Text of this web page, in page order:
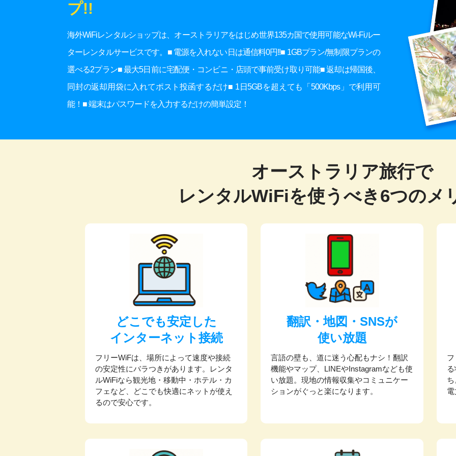
プ!!
海外WiFiレンタルショップは、オーストラリアをはじめ世界135カ国で使用可能なWi-Fiルー
ターレンタルサービスです。■ 電源を入れない日は通信料0円!!■ 1GBプラン/無制限プランの
選べる2プラン■ 最大5日前に宅配便・コンビニ・店頭で事前受け取り可能■ 返却は帰国後、
同封の返却用袋に入れてポスト投函するだけ■ 1日5GBを超えても「500Kbps」で利用可
能！■ 端末はパスワードを入力するだけの簡単設定！
オーストラリア旅行で
レンタルWiFiを使うべき 6つのメ
どこでも安定した
インターネット接続
フリーWiFは、場所によって速度や接続
の安定性にバラつきがあります。レンタ
ルWiFiなら観光地・移動中・ホテル・カ
フェなど、どこでも快適にネットが使え
るので安心です。
翻訳・地図・SNSが
使い放題
言語の壁も、道に迷う心配もナシ！翻訳
機能やマップ、LINEやInstagramなども使
い放題。現地の情報収集やコミュニケー
ションがぐっと楽になります。